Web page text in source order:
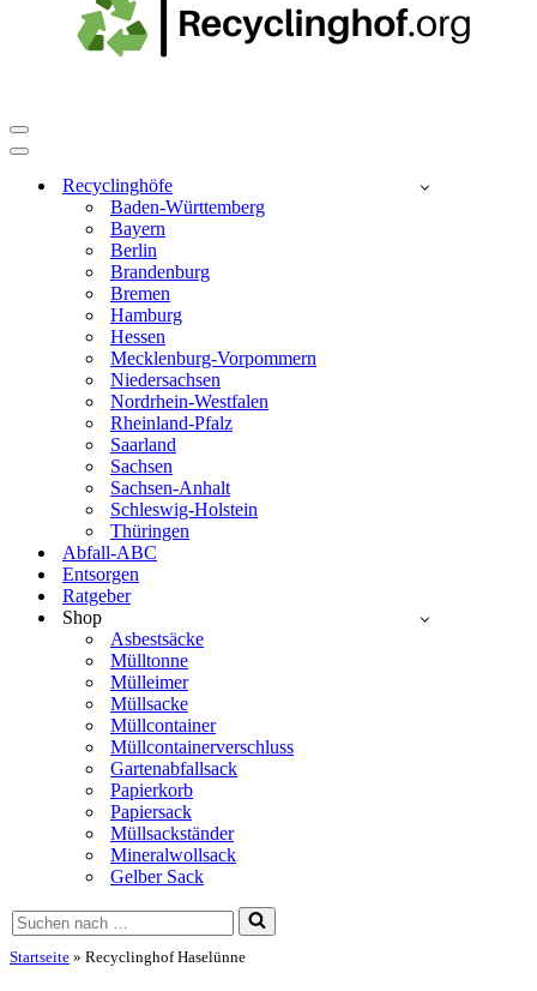
Navigationsmenü
Navigationsmenü
Recyclinghöfe
Baden-Württemberg
Bayern
Berlin
Brandenburg
Bremen
Hamburg
Hessen
Mecklenburg-Vorpommern
Niedersachsen
Nordrhein-Westfalen
Rheinland-Pfalz
Saarland
Sachsen
Sachsen-Anhalt
Schleswig-Holstein
Thüringen
Abfall-ABC
Entsorgen
Ratgeber
Shop
Asbestsäcke
Mülltonne
Mülleimer
Müllsacke
Müllcontainer
Müllcontainerverschluss
Gartenabfallsack
Papierkorb
Papiersack
Müllsackständer
Mineralwollsack
Gelber Sack
Suchen
nach …
Startseite » Recyclinghof Haselünne